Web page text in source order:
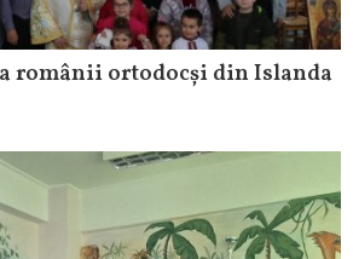
românii ortodocși din Islanda